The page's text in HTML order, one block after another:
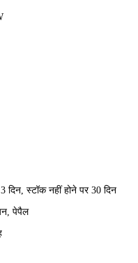
दिन, स्टॉक नहीं होने पर 30 दिन
पेपैल